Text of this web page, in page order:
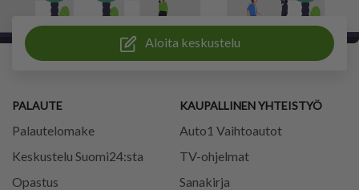
Aloita keskustelu
PALAUTE
Palautelomake
Keskustelu Suomi24:sta
Opastus
KAUPALLINEN YHTEISTYÖ
Auto1 Vaihtoautot
TV-ohjelmat
Sanakirja